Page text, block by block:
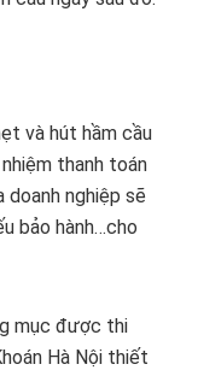
và hút hầm cầu
thanh toán
doanh nghiệp sẽ
bảo hành…cho
mục được thi
Hà Nội thiết